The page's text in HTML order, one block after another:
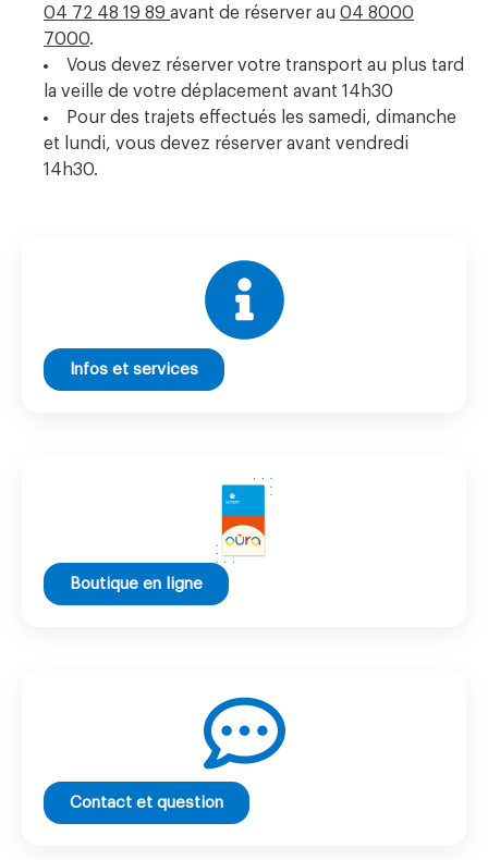
04 72 48 19 89 avant de réserver au 04 8000
7000.
Vous devez réserver votre transport au plus tard
la veille de votre déplacement avant 14h30
Pour des trajets effectués les samedi, dimanche
et lundi, vous devez réserver avant vendredi
14h30.
Infos et services
Boutique en ligne
Contact et question